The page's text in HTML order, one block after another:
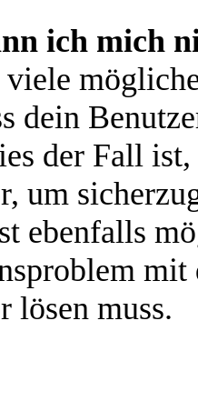
ich mich
dein
der Fall
um
ebenfalls
mit
lösen muss.